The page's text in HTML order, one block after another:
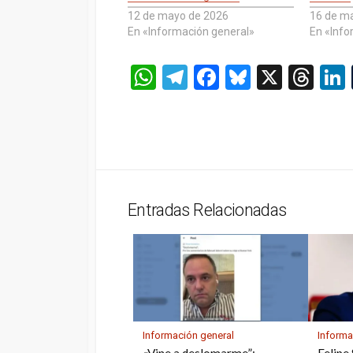
12 de mayo de 2026
En «Información general»
16 de
En
W
p
p
T
m
F
o
k
Bl X
T
Entradas Relacionadas
Información general